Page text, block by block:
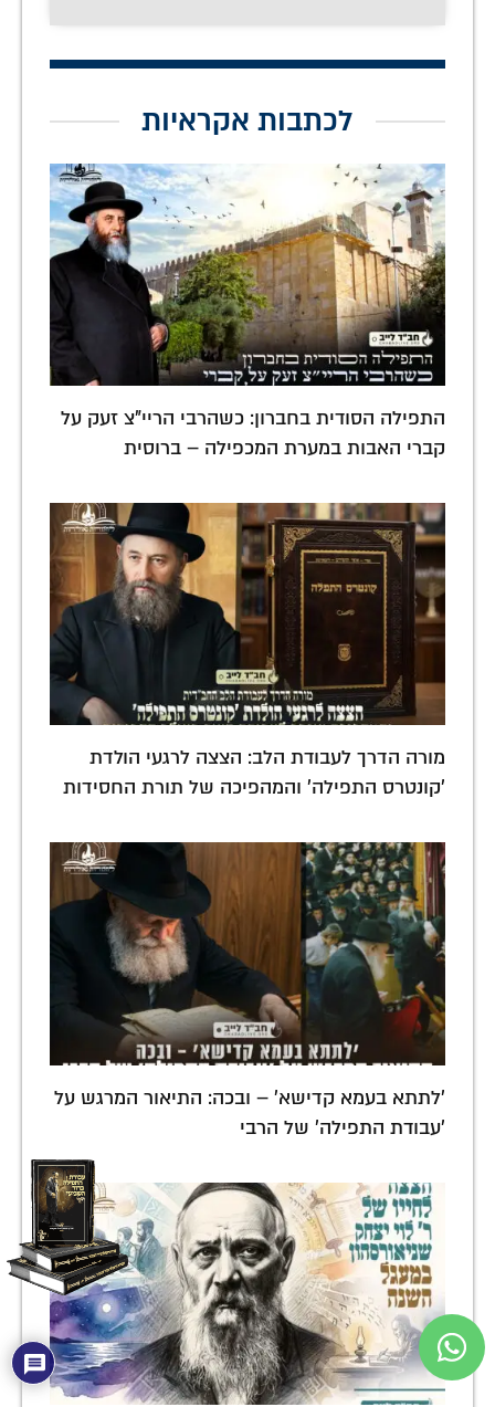
לכתבות אקראיות
התפילה הסודית בחברון: כשהרבי הריי"צ זעק על
קברי האבות במערת המכפילה – ברוסית
מורה הדרך לעבודת הלב: הצצה לרגעי הולדת
'קונטרס התפילה' והמהפיכה של תורת החסידות
'לתתא בעמא קדישא' – ובכה: התיאור המרגש על
'עבודת התפילה' של הרבי